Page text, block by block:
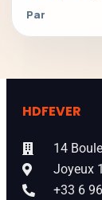
Par
HDFEVER
14
Joyeux
+33 6